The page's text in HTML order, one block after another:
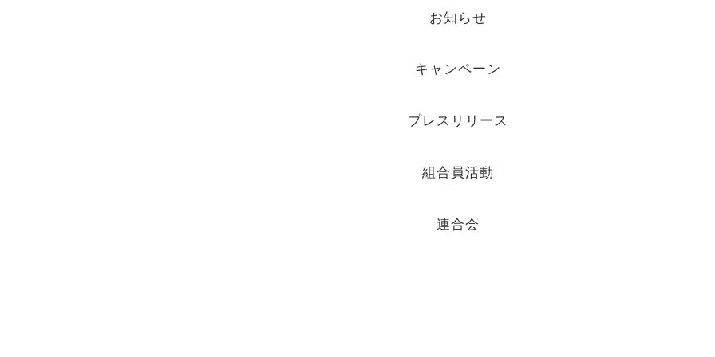
お知らせ
キャンペーン
プレスリリース
組合員活動
連合会